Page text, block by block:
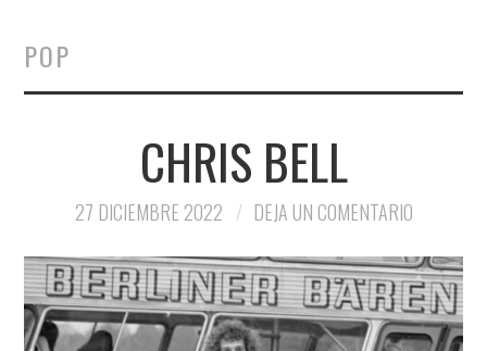
MIS VIAJES
POP
CHRIS BELL
27 DICIEMBRE 2022 DEJA UN COMENTARIO